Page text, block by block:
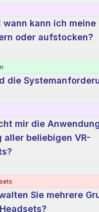
wann kann ich meine
oder aufstocken?
die
mir die
aller beliebigen VR-
Sie mehrere